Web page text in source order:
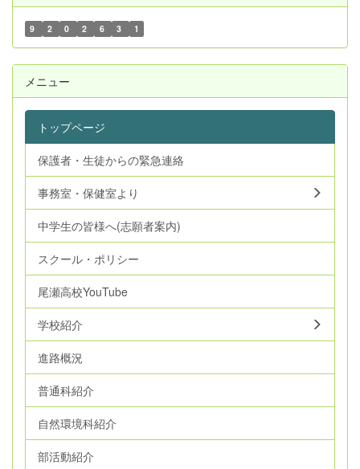
9 2 0 2 6 3 1
メニュー
トップページ
保護者・生徒からの緊急連絡
事務室・保健室より
中学生の皆様へ(志願者案内)
スクール・ポリシー
尾瀬高校YouTube
学校紹介
進路概況
普通科紹介
自然環境科紹介
部活動紹介